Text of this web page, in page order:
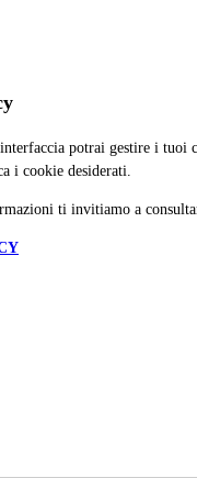
potrai gestire i tuoi
i cookie desiderati.
ti invitiamo a